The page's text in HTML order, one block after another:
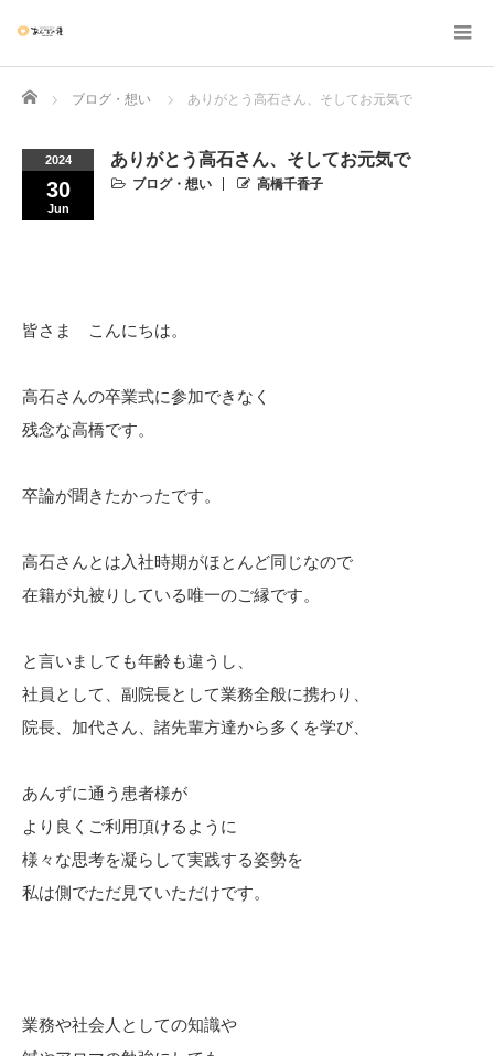
Home ブログ・想い ありがとう高石さん、そしてお元気で
2024
30
Jun
ありがとう高石さん、そしてお元気で
ブログ・想い 高橋千香子
皆さま こんにちは。
高石さんの卒業式に参加できなく
残念な高橋です。
卒論が聞きたかったです。
高石さんとは入社時期がほとんど同じなので
在籍が丸被りしている唯一のご縁です。
と言いましても年齢も違うし、
社員として、副院長として業務全般に携わり、
院長、加代さん、諸先輩方達から多くを学び、
あんずに通う患者様が
より良くご利用頂けるように
様々な思考を凝らして実践する姿勢を
私は側でただ見ていただけです。
業務や社会人としての知識や